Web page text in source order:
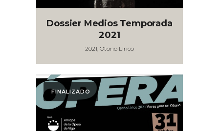
Dossier Medios Temporada
2021
2021, Otoño Lírico
FINALIZADO